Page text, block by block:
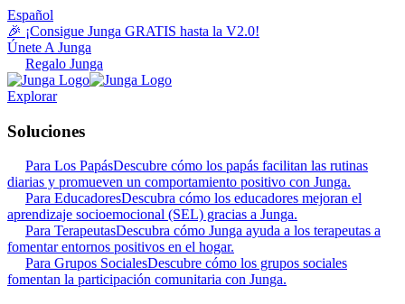
Español
🎉 ¡Consigue Junga GRATIS hasta la V2.0!
Únete A Junga
Regalo Junga
Explorar
Soluciones
Para Los PapásDescubre cómo los papás facilitan las rutinas
diarias y promueven un comportamiento positivo con Junga.
Para EducadoresDescubra cómo los educadores mejoran el
aprendizaje socioemocional (SEL) gracias a Junga.
Para TerapeutasDescubra cómo Junga ayuda a los terapeutas a
fomentar entornos positivos en el hogar.
Para Grupos SocialesDescubre cómo los grupos sociales
fomentan la participación comunitaria con Junga.